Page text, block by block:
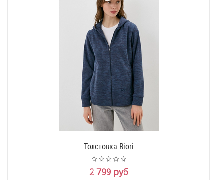
Толстовка Riori
2 799 руб